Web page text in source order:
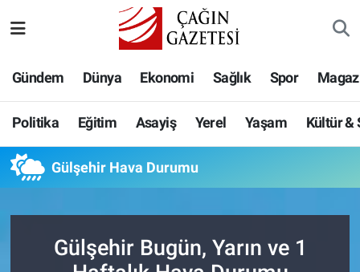
Gündem Dünya Ekonomi Sağlık Spor
Politika Eğitim Asayiş Yerel Yaşam Kültür &
Gülşehir Hava Durumu
Gülşehir Bugün, Yarın ve 1
Eğitim
Asayiş
Yerel
Kültür & Sanat
Hava Durumu
Namaz Vakitleri
Trafik Durumu
Tüm Manşetler